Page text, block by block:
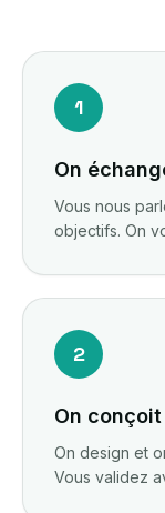
1
On
Vous nous
objectifs. On
2
On
On design et
Vous validez